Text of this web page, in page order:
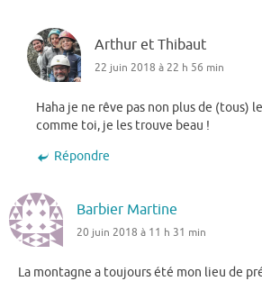
Arthur et Thibaut
22 juin 2018 à 22 h 56 min
Haha je ne rêve pas non plus de (tous)
comme toi, je les trouve beau !
Répondre
Barbier Martine
20 juin 2018 à 11 h 31 min
La montagne a toujours été mon lieu de